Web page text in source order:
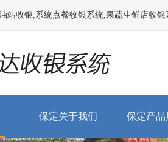
站收银,系统点餐收银系统,果蔬生鲜店收
保定关于我们 保定产品